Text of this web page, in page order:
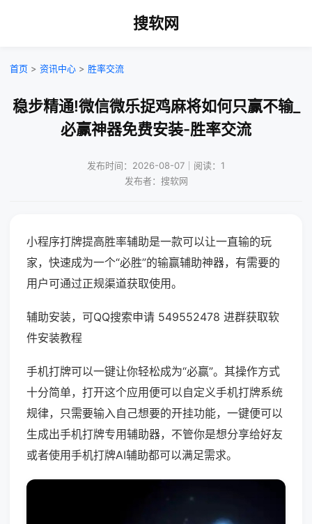
搜软网
首页 > 资讯中心 > 胜率交流
稳步精通!微信微乐捉鸡麻将如何只赢不输_
必赢神器免费安装-胜率交流
发布时间：2026-08-07｜阅读：1
发布者：搜软网
小程序打牌提高胜率辅助是一款可以让一直输的玩
家，快速成为一个“必胜”的输赢辅助神器，有需要的
用户可通过正规渠道获取使用。
辅助安装，可QQ搜索申请 549552478 进群获取软
件安装教程
手机打牌可以一键让你轻松成为“必赢”。其操作方式
十分简单，打开这个应用便可以自定义手机打牌系统
规律，只需要输入自己想要的开挂功能，一键便可以
生成出手机打牌专用辅助器，不管你是想分享给好友
或者使用手机打牌AI辅助都可以满足需求。